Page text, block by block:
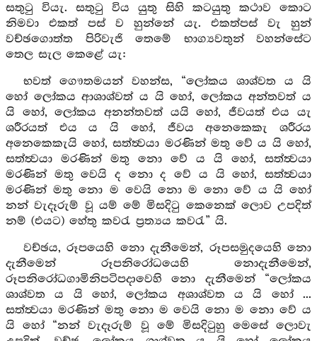
සතුටු වියැ. සතුටු විය යුතු සිහි කටයුතු කථාව කොට
නිමවා එකත් පස් ව හුන්නේ යැ. එකත්පස් වැ හුන්
වච්ඡගොත්ත පිරිවැජි තෙමේ භාග්‍යවතුන් වහන්සේට
තෙල සැල කෙළේ යැ:
භවත් ගෞතමයන් වහන්ස, “ලෝකය ශාශ්වත ය යි
හෝ ලෝකය ආශාශ්වත් ය යි හෝ, ලෝකය අන්තවත් ය
යි හෝ, ලෝකය අනන්තවත් යයි හෝ, ජීවයත් එය යැ
ශරීරයත් එය ය යි හෝ, ජීවය අනෙකෙකැ ශරීරය
අනෙකෙකැයි හෝ, සත්ත්‍වයා මරණින් මතු වේ ය යි හෝ,
සත්ත්‍වයා මරණින් මතු නො වේ ය යි හෝ, සත්ත්‍වයා
මරණින් මතු වෙයි ද නො ද වේ ය යි හෝ, සත්ත්‍වයා
මරණින් මතු නො ම වෙයි නො ම නො වේ ය යි හෝ
නන් වැදෑරුම් වූ යම් මේ මිසදිටු කෙනෙක් ලොව උපදිත්
නම් (එයට) හේතු කවරැ ප්‍රත්‍යය කවරැ” යි.
වච්ඡය, රූපයෙහි නො දැනීමෙන්, රූපසමුදයෙහි නො
දැනීමෙන් රූපනිරෝධයෙහි නොදැනීමෙන්,
රූපනිරෝධගාමිනිපටිපදාවෙහි නො දැනීමෙන් “ලෝකය
ශාශ්වත ය යි හෝ, ලෝකය අශාශ්වත ය යි හෝ ...
සත්ත්‍වයා මරණින් මතු නො ම වෙයි නො ම නො වේ ය
යි හෝ “නන් වැදෑරුම් වූ මේ මිසදිටුහු මෙසේ ලොවැ